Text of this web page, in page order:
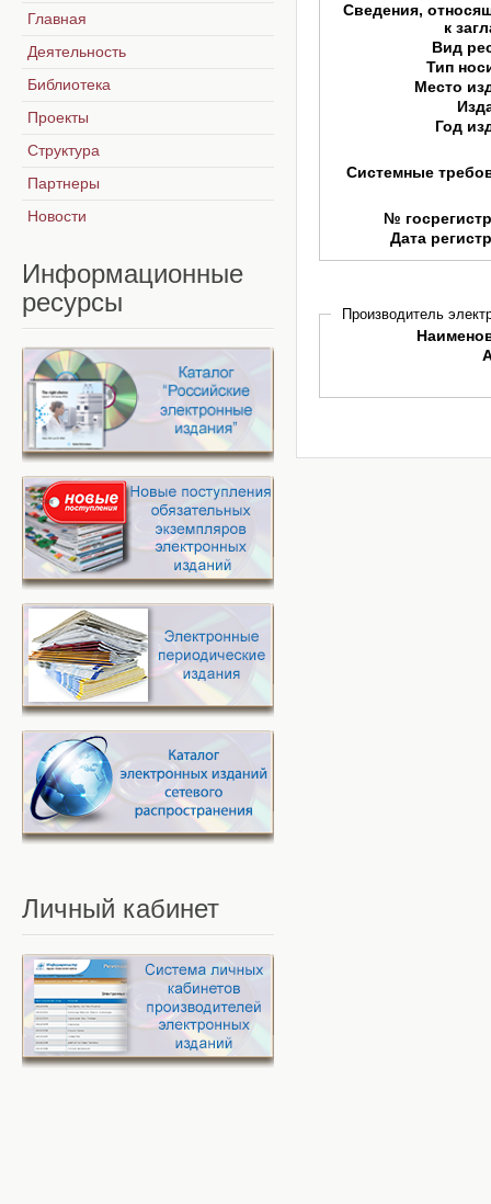
Сведения,
к
Вид
Тип
Место
Год
Системные
№
Дата
Производитель
Главная
Деятельность
Библиотека
Проекты
Структура
Партнеры
Новости
Информационные
ресурсы
Личный кабинет